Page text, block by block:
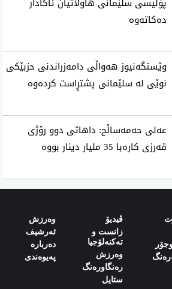
ده‌كاته‌وه‌
وێستگەنیوز هەواڵی دامەزراندنی حزبێکی
نوێی لە سلێمانی پشتڕاست کردەوە
عه‌لی حه‌مه‌ساڵح: داهاتی دوو رۆژی
قه‌رزی كاره‌با 35 ملیار دینار بووه‌
ڤیدیۆ
زانست و
تەکنەلۆجیا
وەرزش
رەنگاورەنگ
ستایل‌
وەرزش‌
ئەرشیف
دەربارە‌
پەیوەندی‌